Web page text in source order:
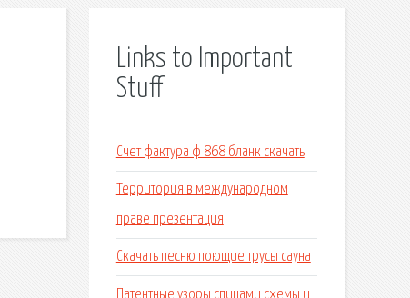
Links to Important
Stuff
Счет фактура ф 868 бланк скачать
Территория в международном
праве презентация
Скачать песню поющие трусы сауна
Патентные узоры спицами схемы и